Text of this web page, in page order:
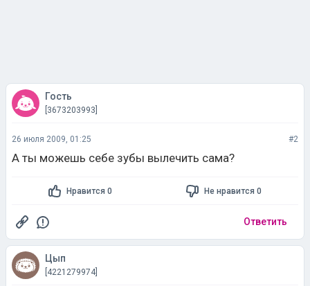
Гость
[3673203993]
26 июля 2009, 01:25 #2
А ты можешь себе зубы вылечить сама?
Нравится 0 Не нравится 0
Ответить
Цып
[4221279974]